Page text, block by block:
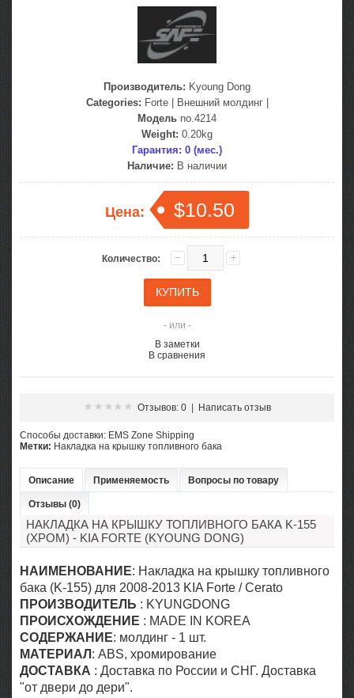
Производитель: Kyoung Dong
Categories: Forte| Внешний молдинг|
Модель no.4214
Weight: 0.20kg
Гарантия: 0 (мес.)
Наличие: В наличии
Цена: $10.50
Количество:
- или -
В заметки
В сравнения
Отзывов: 0| Написать отзыв
Cпособы доставки: EMS Zone Shipping
Метки: Накладка на крышку топливного бака
Описание Применяемость Вопросы по товару
Отзывы (0)
НАКЛАДКА НА КРЫШКУ ТОПЛИВНОГО БАКА K-155
(ХРОМ) - KIA FORTE (KYOUNG DONG)
НАИМЕНОВАНИЕ: Накладка на крышку топливного
бака (K-155) для 2008-2013 KIA Forte / Cerato
ПРОИЗВОДИТЕЛЬ : KYUNGDONG
ПРОИСХОЖДЕНИЕ : MADE IN KOREA
СОДЕРЖАНИЕ: молдинг - 1 шт.
МАТЕРИАЛ : ABS, хромирование
ДОСТАВКА : Доставка по России и СНГ. Доставка
"от двери до дери".